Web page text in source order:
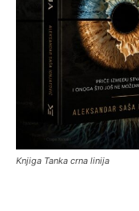
Knjiga Tanka crna linija